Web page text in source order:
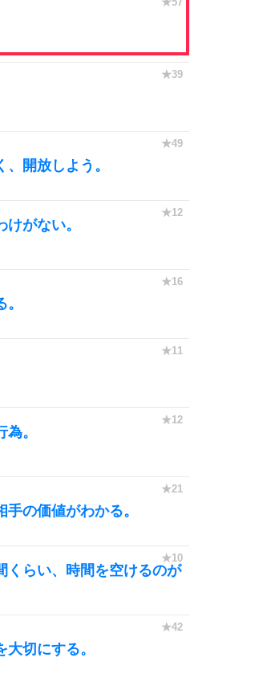
開放しよう。
がない。
。
の価値がわかる。
くらい、時間を空けるのが
切にする。